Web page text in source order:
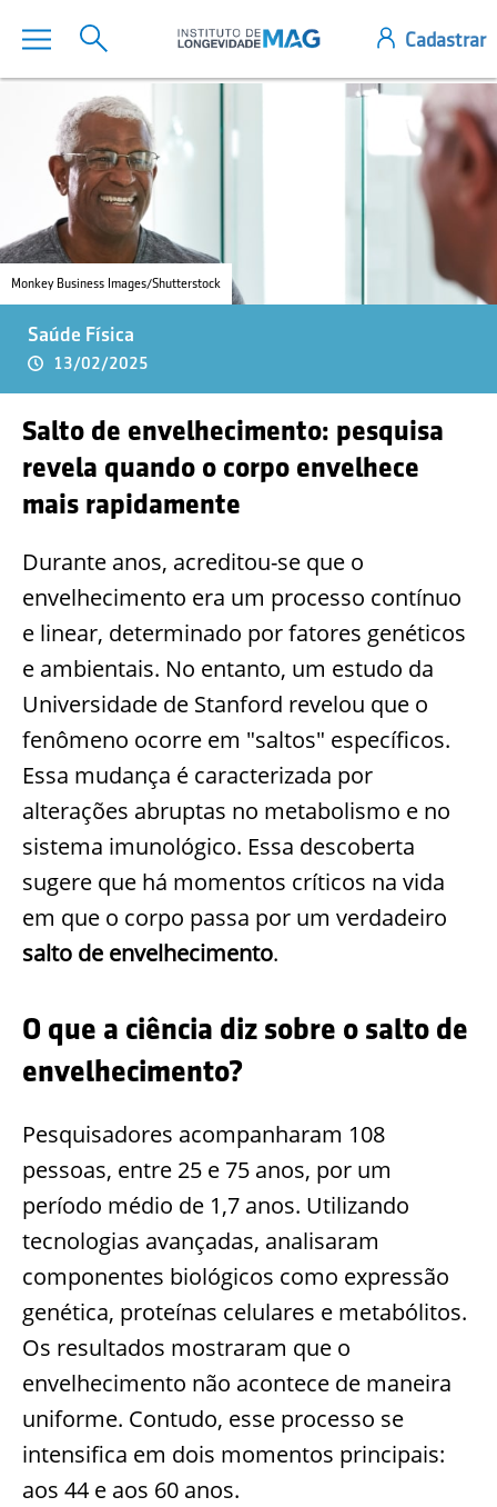
Monkey Business Images/Shutterstock
Saúde Física
13/02/2025
Salto de envelhecimento: pesquisa
revela quando o corpo envelhece
mais rapidamente
Durante anos, acreditou-se que o
envelhecimento era um processo contínuo
e linear, determinado por fatores genéticos
e ambientais. No entanto, um estudo da
Universidade de Stanford revelou que o
fenômeno ocorre em "saltos" específicos.
Essa mudança é caracterizada por
alterações abruptas no metabolismo e no
sistema imunológico. Essa descoberta
sugere que há momentos críticos na vida
em que o corpo passa por um verdadeiro
salto de envelhecimento.
O que a ciência diz sobre o salto de
envelhecimento?
Pesquisadores acompanharam 108
pessoas, entre 25 e 75 anos, por um
período médio de 1,7 anos. Utilizando
tecnologias avançadas, analisaram
componentes biológicos como expressão
genética, proteínas celulares e metabólitos.
Os resultados mostraram que o
envelhecimento não acontece de maneira
uniforme. Contudo, esse processo se
intensifica em dois momentos principais:
aos 44 e aos 60 anos.